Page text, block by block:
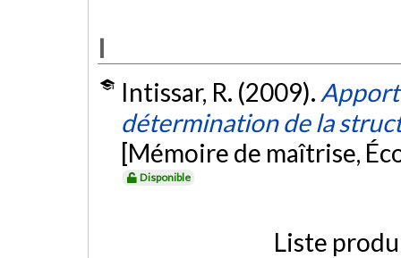
I
Intissar, R. (2009). Apport
détermination de la
[Mémoire de maîtrise,
Disponible
Liste